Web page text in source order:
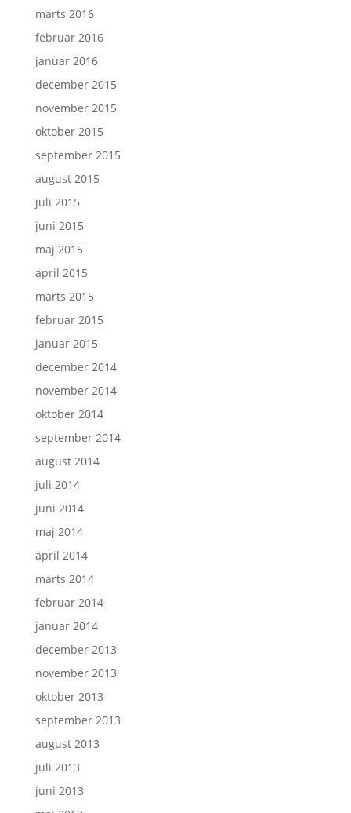
marts 2016
februar 2016
januar 2016
december 2015
november 2015
oktober 2015
september 2015
august 2015
juli 2015
juni 2015
maj 2015
april 2015
marts 2015
februar 2015
januar 2015
december 2014
november 2014
oktober 2014
september 2014
august 2014
juli 2014
juni 2014
maj 2014
april 2014
marts 2014
februar 2014
januar 2014
december 2013
november 2013
oktober 2013
september 2013
august 2013
juli 2013
juni 2013